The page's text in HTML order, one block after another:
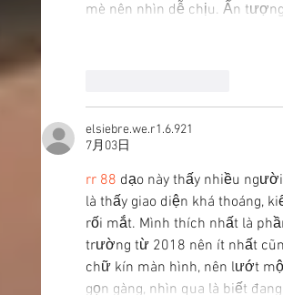
mè nên nhìn dễ chịu. Ấn
elsiebre.we.r1.6.921
7月03日
rr 88 dạo này thấy nhiều
là thấy giao diện khá thoáng,
rối mắt. Mình thích nhất là
trường từ 2018 nên ít nhất
chữ kín màn hình, nên lướt
gọn gàng, nhìn qua là biết